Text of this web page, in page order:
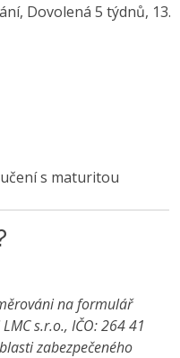
Dovolená 5 týdnů, 13.
s maturitou
na formulář
s.r.o., IČO: 264 41
zabezpečeného